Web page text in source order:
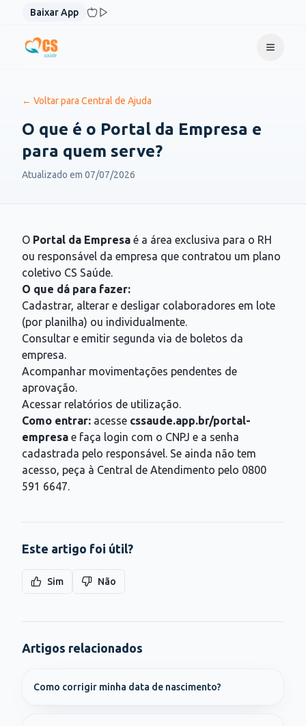
Pular para o conteúdo
Baixar App
← Voltar para Central de Ajuda
O que é o Portal da Empresa e
para quem serve?
Atualizado em 07/07/2026
O Portal da Empresa é a área exclusiva para o RH
ou responsável da empresa que contratou um plano
coletivo CS Saúde.
O que dá para fazer:
Cadastrar, alterar e desligar colaboradores em lote
(por planilha) ou individualmente.
Consultar e emitir segunda via de boletos da
empresa.
Acompanhar movimentações pendentes de
aprovação.
Acessar relatórios de utilização.
Como entrar: acesse cssaude.app.br/portal-
empresa e faça login com o CNPJ e a senha
cadastrada pelo responsável. Se ainda não tem
acesso, peça à Central de Atendimento pelo 0800
591 6647.
Este artigo foi útil?
Sim Não
Artigos relacionados
Como corrigir minha data de nascimento?